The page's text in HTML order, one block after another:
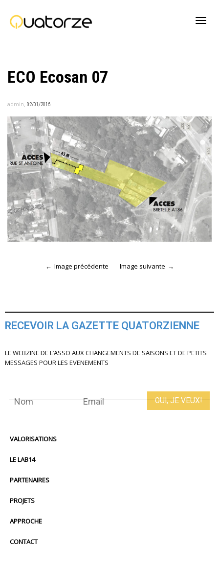
ECO Ecosan 07
admin, 02/01/2016
Image précédente Image suivante
RECEVOIR LA GAZETTE QUATORZIENNE
LE WEBZINE DE L’ASSO AUX CHANGEMENTS DE SAISONS ET DE PETITS
MESSAGES POUR LES EVENEMENTS
VALORISATIONS
LE LAB14
PARTENAIRES
PROJETS
APPROCHE
CONTACT